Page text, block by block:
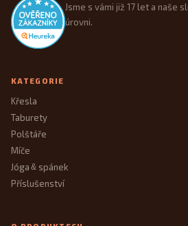
Jsme s vámi již 17 let a naše
úrovni.
KATEGORIE
Křesla
Taburety
Polštáře
Míče
Jóga&spánek
Příslušenství